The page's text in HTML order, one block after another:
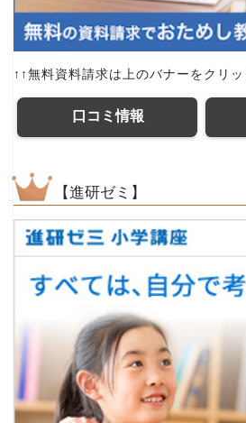
↑↑無料資料請求は上のバナーをクリッ
口コミ情報
【進研ゼミ】